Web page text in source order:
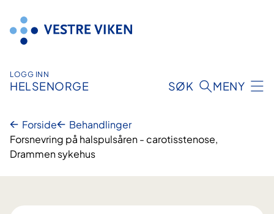
innhold
LOGG INN
HELSENORGE SØK MENY
Forside
Behandlinger
Forsnevring på halspulsåren - carotisstenose,
Drammen sykehus